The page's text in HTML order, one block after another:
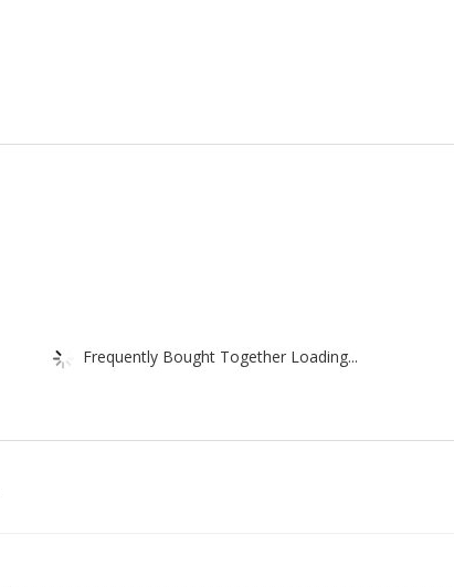
Frequently Bought Together Loading...